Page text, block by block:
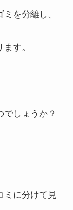
を分離し、
す。
しょうか？
ミに分けて見